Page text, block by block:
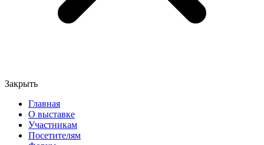
Закрыть
Главная
О выставке
Участникам
Посетителям